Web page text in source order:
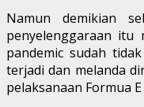
Namun demikian
penyelenggaraan itu
pandemic sudah
terjadi dan melanda
pelaksanaan Formua E